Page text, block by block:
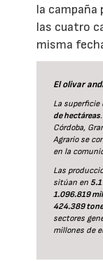
la campaña
las cuatro
misma
El olivar
La superficie
de hectáreas
Córdoba,
Agrario se
en la
Las
sitúan en
1.096.819
424.389
sectores
millones de